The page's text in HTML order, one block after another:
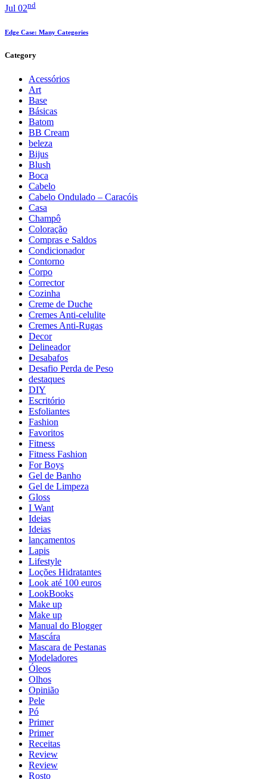
Jul 02nd
Edge Case: Many Categories
Category
Acessórios
Art
Base
Básicas
Batom
BB Cream
beleza
Bijus
Blush
Boca
Cabelo
Cabelo Ondulado – Caracóis
Casa
Champô
Coloração
Compras e Saldos
Condicionador
Contorno
Corpo
Corrector
Cozinha
Creme de Duche
Cremes Anti-celulite
Cremes Anti-Rugas
Decor
Delineador
Desabafos
Desafio Perda de Peso
destaques
DIY
Escritório
Esfoliantes
Fashion
Favoritos
Fitness
Fitness Fashion
For Boys
Gel de Banho
Gel de Limpeza
Gloss
I Want
Ideias
Ideias
lançamentos
Lapis
Lifestyle
Loções Hidratantes
Look até 100 euros
LookBooks
Make up
Make up
Manual do Blogger
Mascára
Mascara de Pestanas
Modeladores
Óleos
Olhos
Opinião
Pele
Pó
Primer
Primer
Receitas
Review
Review
Rosto